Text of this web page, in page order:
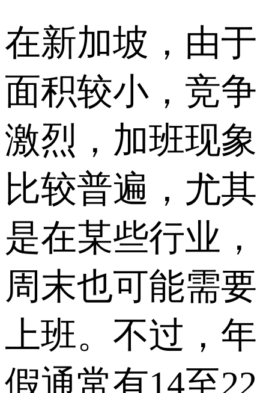
在新加坡，由于
面积较小，竞争
激烈，加班现象
比较普遍，尤其
是在某些行业，
周末也可能需要
上班。不过，年
假通常有14至22